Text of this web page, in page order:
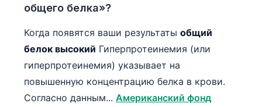
общего белка»?
Когда появятся ваши результаты общий
белок высокий Гиперпротеинемия (или
гиперпротеинемия) указывает на
повышенную концентрацию белка в крови.
Согласно данным... Американский фонд